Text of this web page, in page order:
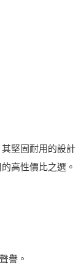
堅固耐用的設計
高性價比之選。
譽。